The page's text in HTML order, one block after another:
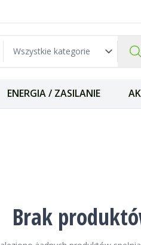
ENERGIA / ZASILANIE
Brak